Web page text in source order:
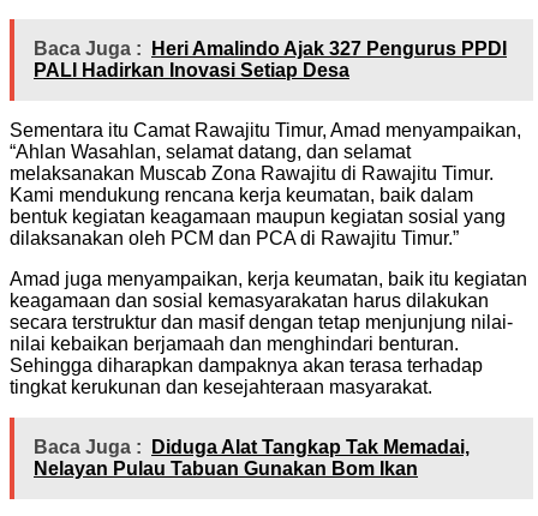
Baca Juga :
Heri Amalindo Ajak 327 Pengurus PPDI
PALI Hadirkan Inovasi Setiap Desa
Sementara itu Camat Rawajitu Timur, Amad menyampaikan,
“Ahlan Wasahlan, selamat datang, dan selamat
melaksanakan Muscab Zona Rawajitu di Rawajitu Timur.
Kami mendukung rencana kerja keumatan, baik dalam
bentuk kegiatan keagamaan maupun kegiatan sosial yang
dilaksanakan oleh PCM dan PCA di Rawajitu Timur.”
Amad juga menyampaikan, kerja keumatan, baik itu kegiatan
keagamaan dan sosial kemasyarakatan harus dilakukan
secara terstruktur dan masif dengan tetap menjunjung nilai-
nilai kebaikan berjamaah dan menghindari benturan.
Sehingga diharapkan dampaknya akan terasa terhadap
tingkat kerukunan dan kesejahteraan masyarakat.
Baca Juga :
Diduga Alat Tangkap Tak Memadai,
Nelayan Pulau Tabuan Gunakan Bom Ikan